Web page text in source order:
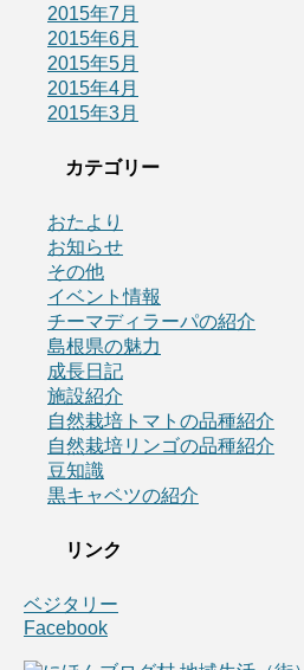
2015年7月
2015年6月
2015年5月
2015年4月
2015年3月
カテゴリー
おたより
お知らせ
その他
イベント情報
チーマディラーパの紹介
島根県の魅力
成長日記
施設紹介
自然栽培トマトの品種紹介
自然栽培リンゴの品種紹介
豆知識
黒キャベツの紹介
リンク
ベジタリー
Facebook